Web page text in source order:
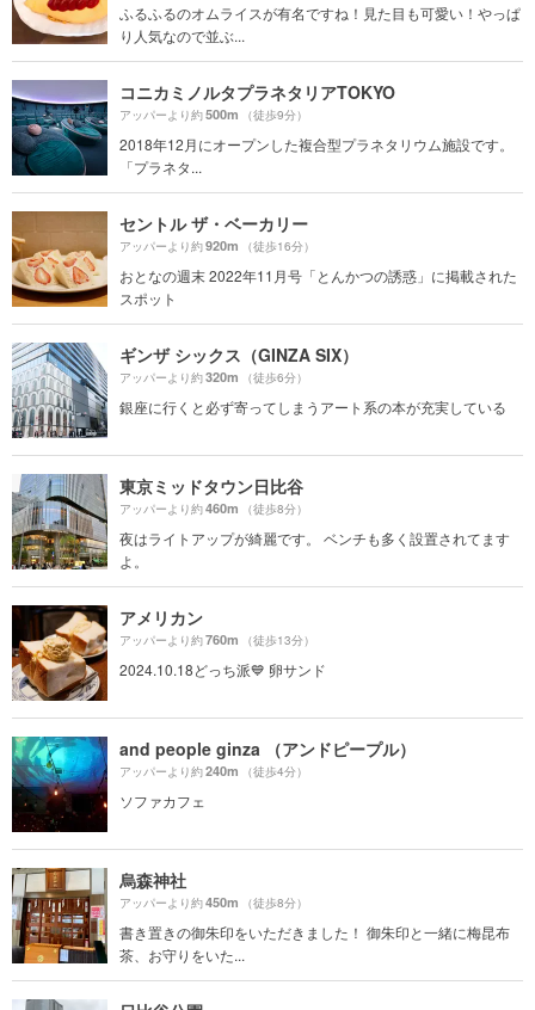
ふるふるのオムライスが有名ですね！見た目も可愛い！やっぱ
り人気なので並ぶ...
コニカミノルタプラネタリアTOKYO
アッパーより約500m （徒歩9分）
2018年12月にオープンした複合型プラネタリウム施設です。
「プラネタ...
セントル ザ・ベーカリー
アッパーより約920m （徒歩16分）
おとなの週末 2022年11月号「とんかつの誘惑」に掲載された
スポット
ギンザ シックス（GINZA SIX）
アッパーより約320m （徒歩6分）
銀座に行くと必ず寄ってしまうアート系の本が充実している
東京ミッドタウン日比谷
アッパーより約460m （徒歩8分）
夜はライトアップが綺麗です。 ベンチも多く設置されてます
よ。
アメリカン
アッパーより約760m （徒歩13分）
2024.10.18どっち派💙 卵サンド
and people ginza （アンドピープル）
アッパーより約240m （徒歩4分）
ソファカフェ
烏森神社
アッパーより約450m （徒歩8分）
書き置きの御朱印をいただきました！ 御朱印と一緒に梅昆布
茶、お守りをいた...